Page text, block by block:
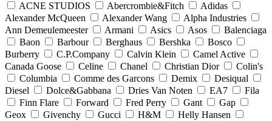
ACNE STUDIOS
Abercrombie&Fitch
Adidas
Alexander McQueen
Alexander Wang
Alpha Industries
Ann Demeulemeester
Armani Asics Asos
Balenciaga
Baon
Barbour Berghaus Bershka
Bosco
Burberry
C.P.Company Calvin Klein
Camel Active
Canada Goose
Celine Chanel Christian Dior
Colin's
Columbia
Comme des Garcons Demix
Desiqual
Diesel
Dolce&Gabbana Dries Van Noten EA7
Fila
Finn Flare
Forward Fred Perry Gant
Gap
Geox
Givenchy Gucci H&M
Helly Hansen